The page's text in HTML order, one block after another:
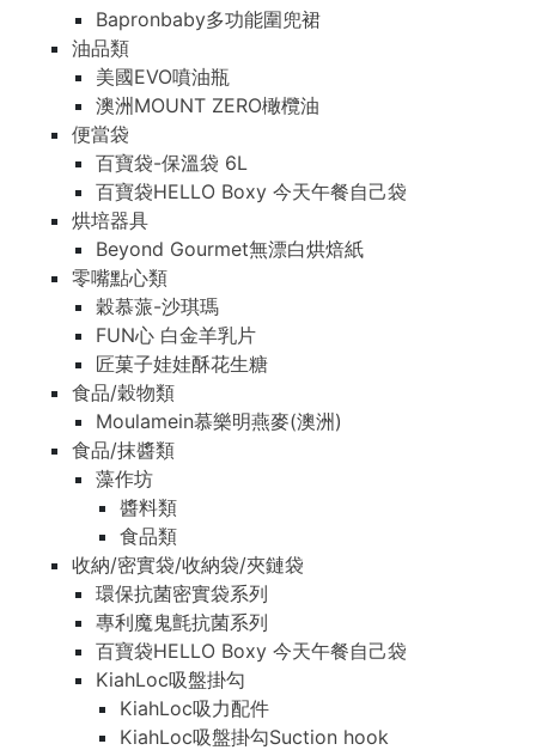
Bapronbaby多功能圍兜裙
油品類
美國EVO噴油瓶
澳洲MOUNT ZERO橄欖油
便當袋
百寶袋-保溫袋 6L
百寶袋HELLO Boxy 今天午餐自己袋
烘培器具
Beyond Gourmet無漂白烘焙紙
零嘴點心類
穀慕蒎-沙琪瑪
FUN心 白金羊乳片
匠菓子娃娃酥花生糖
食品/穀物類
Moulamein慕樂明燕麥(澳洲)
食品/抹醬類
藻作坊
醬料類
食品類
收納/密實袋/收納袋/夾鏈袋
環保抗菌密實袋系列
專利魔鬼氈抗菌系列
百寶袋HELLO Boxy 今天午餐自己袋
KiahLoc吸盤掛勾
KiahLoc吸力配件
KiahLoc吸盤掛勾Suction hook